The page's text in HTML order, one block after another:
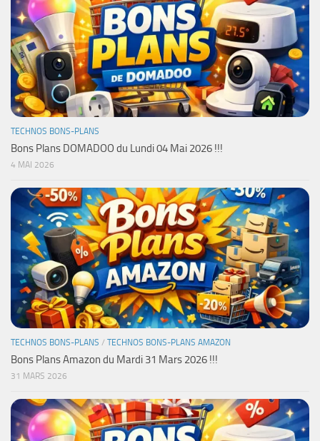
TECHNOS BONS-PLANS
Bons Plans DOMADOO du Lundi 04 Mai 2026 !!!
4 MAI 2026
TECHNOS BONS-PLANS / TECHNOS BONS-PLANS AMAZON
Bons Plans Amazon du Mardi 31 Mars 2026 !!!
31 MARS 2026